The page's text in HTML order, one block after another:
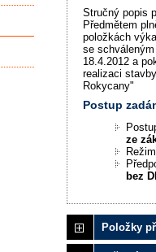
Stručný popis
Předmětem
položkách
se
18.4.2012 a
realizaci
Rokycany"
Postup
ze
bez
Položky